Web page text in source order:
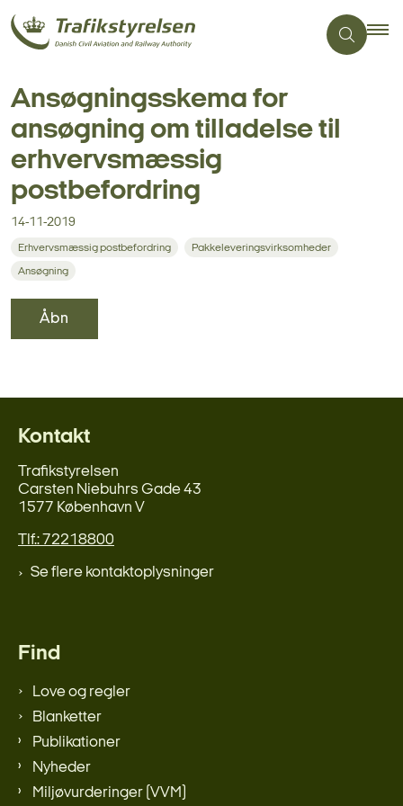
Ansøgningsskema for
ansøgning om tilladelse til
erhvervsmæssig
postbefordring
14-11-2019
Erhvervsmæssig postbefordring Pakkeleveringsvirksomheder
Ansøgning
Åbn
Kontakt
Trafikstyrelsen
Carsten Niebuhrs Gade 43
1577 København V
Tlf.: 72218800
Se flere kontaktoplysninger
Find
Love og regler
Blanketter
Publikationer
Nyheder
Miljøvurderinger (VVM)